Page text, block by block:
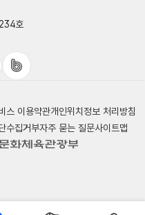
호
스 이용약관개인위치정보 처리방침
수집거부자주 묻는 질문사이트맵